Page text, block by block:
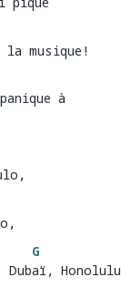
musique!
à
G
a
Dubaï, Honolulu